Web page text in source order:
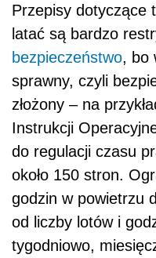
Przepisy dotyczące
latać są bardzo
bezpieczeństwo, bo
sprawny, czyli
złożony – na
Instrukcji
do regulacji czasu
około 150 stron.
godzin w powietrzu
od liczby lotów i
tygodniowo,